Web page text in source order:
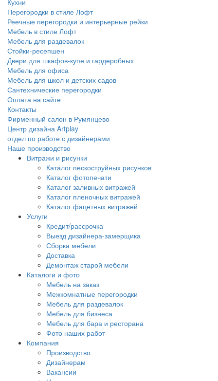
Кухни
Перегородки в стиле Лофт
Реечные перегородки и интерьерные рейки
Мебель в стиле Лофт
Мебель для раздевалок
Стойки-ресепшен
Двери для шкафов-купе и гардеробных
Мебель для офиса
Мебель для школ и детских садов
Сантехнические перегородки
Оплата на сайте
Контакты
Фирменный салон в Румянцево
Центр дизайна Artplay
отдел по работе с дизайнерами
Наше производство
Витражи и рисунки
Каталог пескоструйных рисунков
Каталог фотопечати
Каталог заливных витражей
Каталог пленочных витражей
Каталог фацетных витражей
Услуги
Кредит/рассрочка
Выезд дизайнера-замерщика
Сборка мебели
Доставка
Демонтаж старой мебели
Каталоги и фото
Мебель на заказ
Межкомнатные перегородки
Мебель для раздевалок
Мебель для бизнеса
Мебель для бара и ресторана
Фото наших работ
Компания
Производство
Дизайнерам
Вакансии